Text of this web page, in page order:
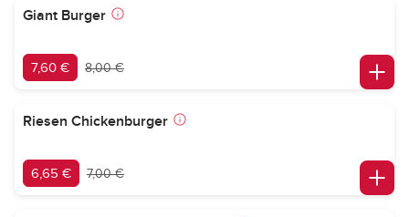
Giant Burger
7,60 € 8,00 €
Riesen Chickenburger
6,65 € 7,00 €